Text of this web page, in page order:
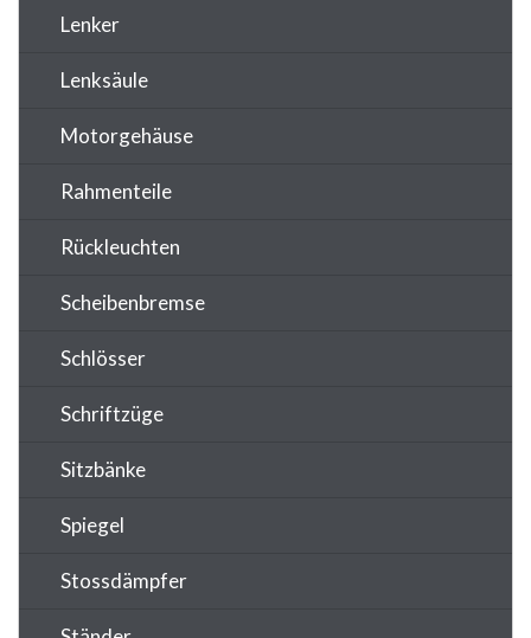
Lenker
Lenksäule
Motorgehäuse
Rahmenteile
Rückleuchten
Scheibenbremse
Schlösser
Schriftzüge
Sitzbänke
Spiegel
Stossdämpfer